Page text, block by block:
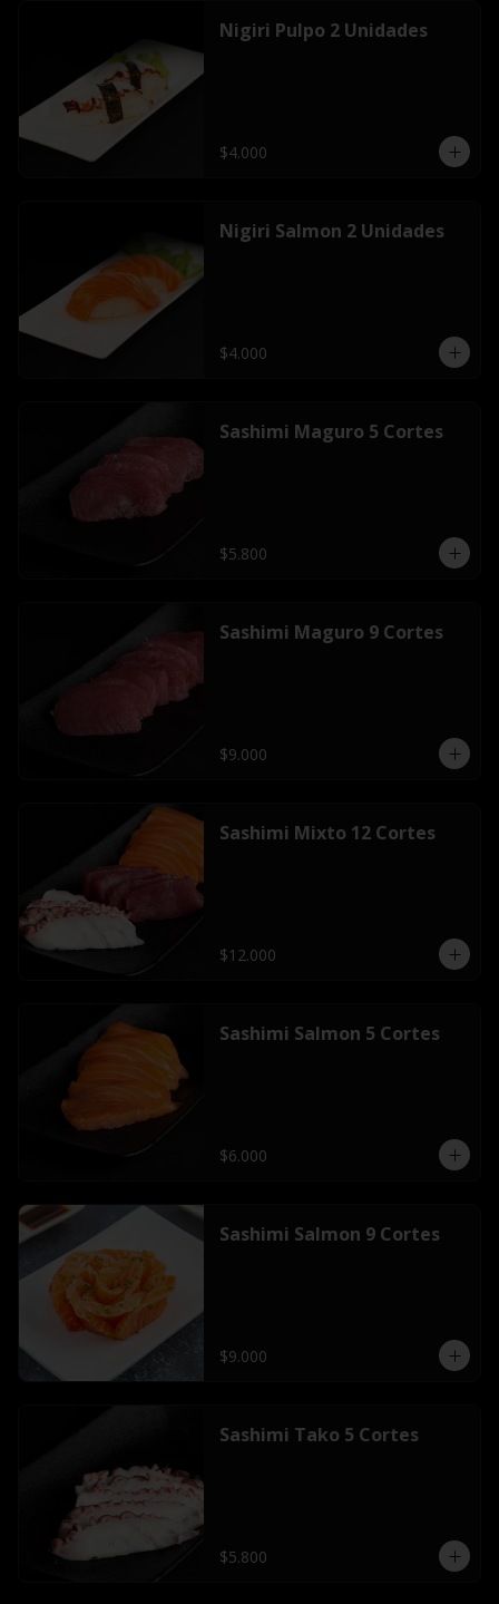
Nigiri Pulpo 2 Unidades
$4.000
Nigiri Salmon 2 Unidades
$4.000
Sashimi Maguro 5 Cortes
$5.800
Sashimi Maguro 9 Cortes
$9.000
Sashimi Mixto 12 Cortes
$12.000
Sashimi Salmon 5 Cortes
$6.000
Sashimi Salmon 9 Cortes
$9.000
Sashimi Tako 5 Cortes
$5.800